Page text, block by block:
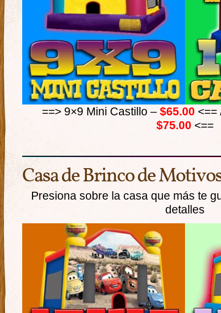
==> 9×9 Mini Castillo – $65.00 <==
$75.00 <==
Casa de Brinco de
Presiona sobre la casa que más te
detalles